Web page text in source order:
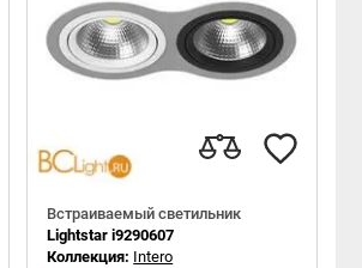
Встраиваемый светильник
Lightstar i9290607
Коллекция: Intero